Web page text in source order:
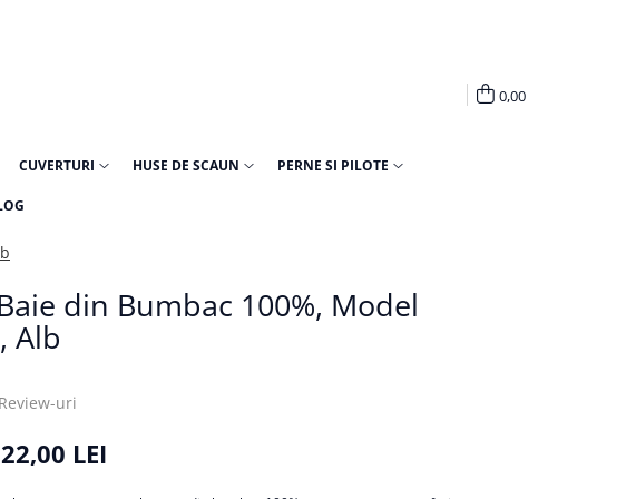
0,00
CUVERTURI HUSE DE SCAUN PERNE SI PILOTE
din Bumbac 100%, Model
Alb
uri
22,00 LEI